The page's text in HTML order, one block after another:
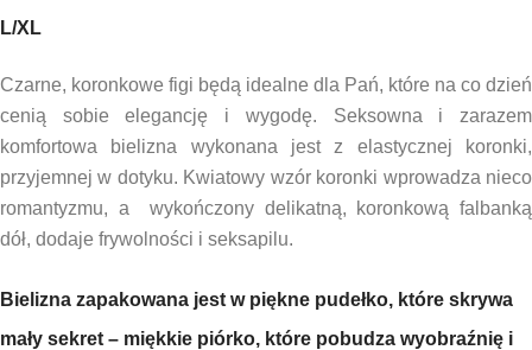
L/XL
Czarne, koronkowe figi będą idealne dla Pań, które na co dzień
cenią sobie elegancję i wygodę. Seksowna i zarazem
komfortowa bielizna wykonana jest z elastycznej koronki,
przyjemnej w dotyku. Kwiatowy wzór koronki wprowadza nieco
romantyzmu, a wykończony delikatną, koronkową falbanką
dół, dodaje frywolności i seksapilu.
Bielizna zapakowana jest w piękne pudełko, które skrywa
mały sekret – miękkie piórko, które pobudza wyobraźnię i